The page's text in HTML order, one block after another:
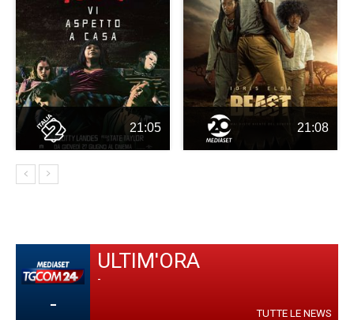
21:05 21:08
-
ULTIM'ORA
-
TUTTE LE NEWS